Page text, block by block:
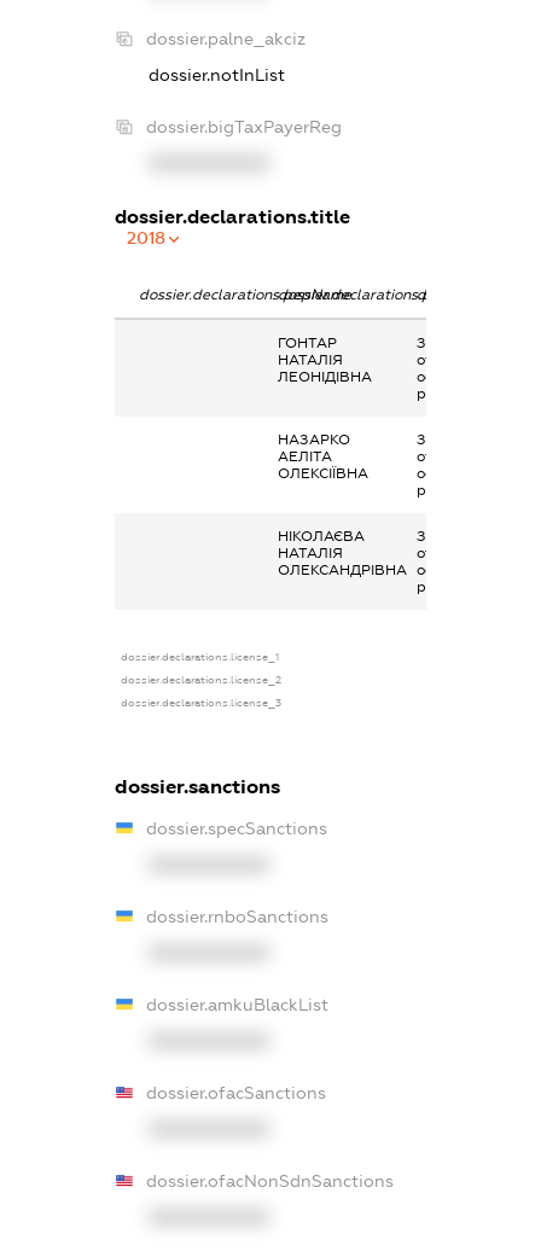
dossier.palne_akciz
dossier.notInList
dossier.bigTaxPayerReg
dossier.declarations.title
2018
dossier.declarations.pepNamedossier.declarations.personName
ГОНТАР
НАТАЛІЯ
ЛЕОНІДІВНА
Заробітна плата
отримана за
основним місцем
роботи
НАЗАРКО
АЕЛІТА
ОЛЕКСІЇВНА
Заробітна плата
отримана за
основним місцем
роботи
НІКОЛАЄВА
НАТАЛІЯ
ОЛЕКСАНДРІВНА
Заробітна плата
отримана за
основним місцем
роботи
dossier.declarations.license_1
dossier.declarations.license_2
dossier.declarations.license_3
dossier.sanctions
dossier.specSanctions
dossier.rnboSanctions
dossier.amkuBlackList
dossier.ofacSanctions
dossier.ofacNonSdnSanctions